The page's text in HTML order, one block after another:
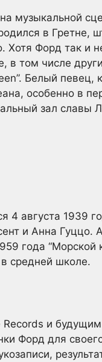
музыкальной
в Гретне,
Хотя Форд так и
в том числе
Белый певец,
особенно в
зал славы
4 августа 1939
и Анна Гуццо.
года “Морской
средней школе.
Records и
Форд для